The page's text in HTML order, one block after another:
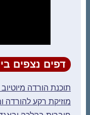
דפים נצפים
תוכנת הורדה
מוזיקת רקע להורדה